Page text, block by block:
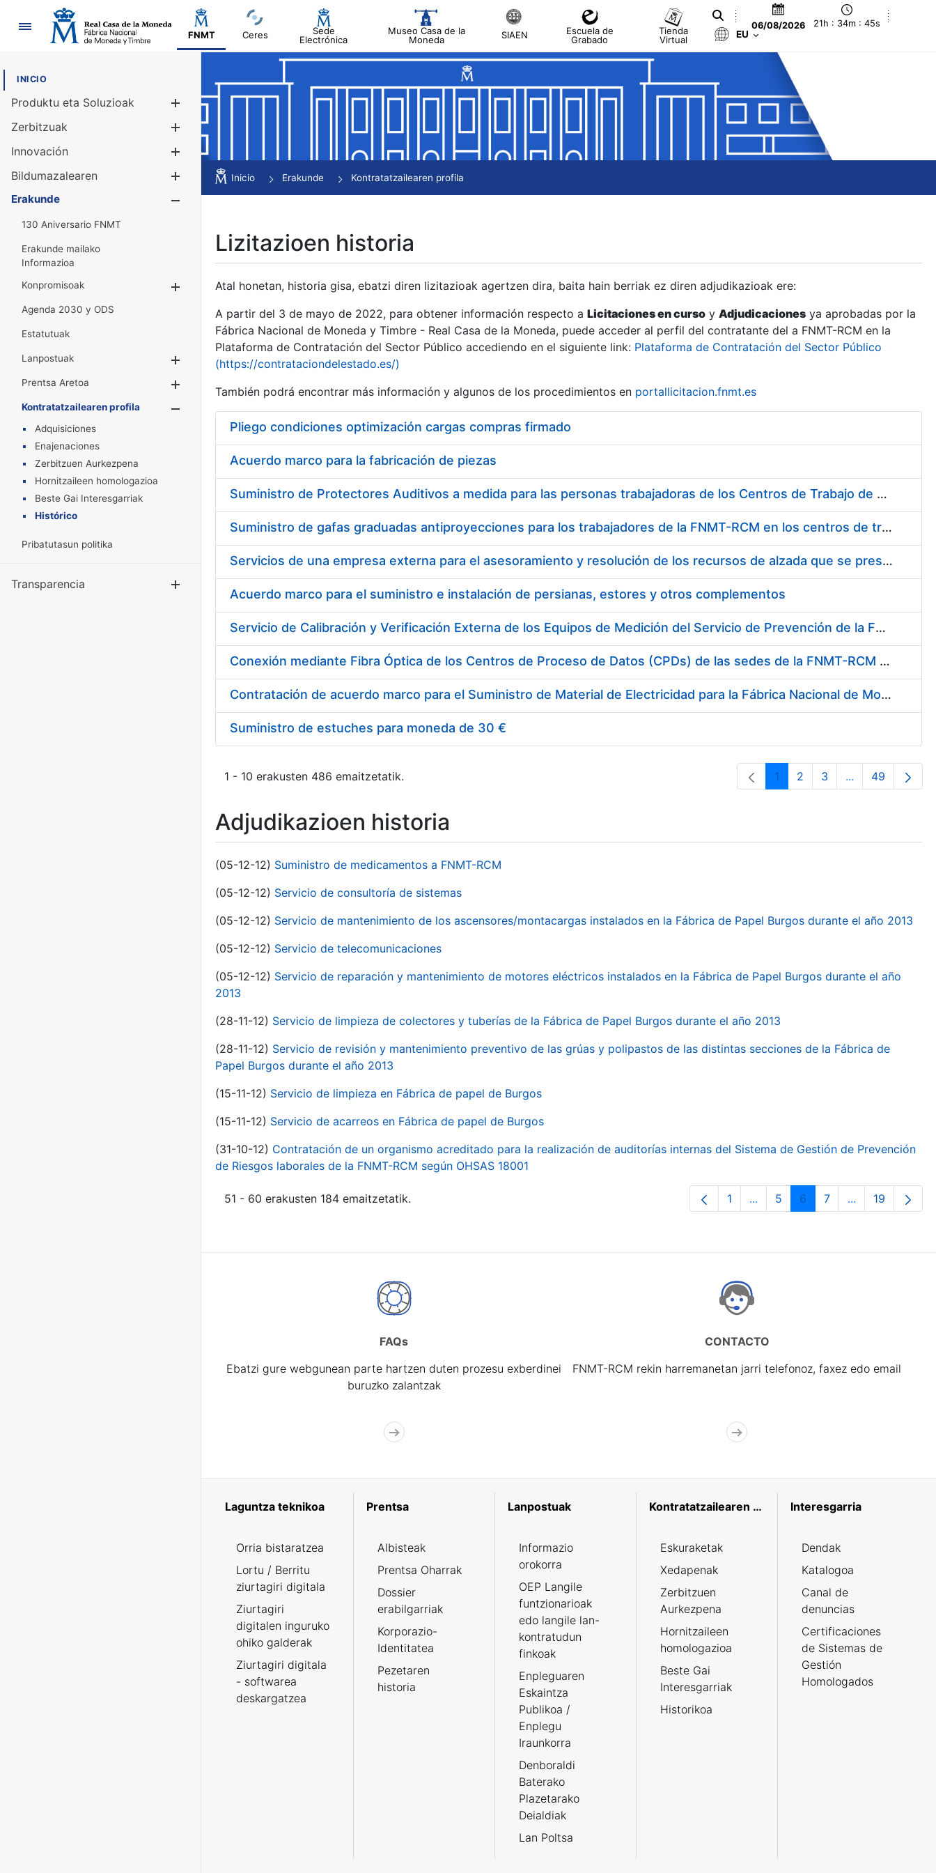
Nabigazioa
FNMT Ceres
Sede
Electrónica
Museo Casa de la
Moneda
SIAEN
Escuela de
Grabado
Tienda
Virtual
06/08/2026 21h : 34m : 45s
EU
INICIO
Produktu eta Soluzioak
Erakutsi/Ezkutatu
Zerbitzuak
Innovación
Bildumazalearen
Erakutsi/Ezkutatu
Erakunde
130 Aniversario FNMT
Erakunde mailako
Informazioa
Konpromisoak
Erakutsi/Ezkutatu
Agenda 2030 y ODS
Estatutuak
Lanpostuak
Erakutsi/Ezkutatu
Prentsa Aretoa
Erakutsi/Ezkutatu
Kontratatzailearen profila
Erakutsi/Ezkutatu
Adquisiciones
Enajenaciones
Zerbitzuen Aurkezpena
Hornitzaileen homologazioa
Beste Gai Interesgarriak
Histórico
Pribatutasun politika
Transparencia Erakutsi/Ezkutatu
Inicio Erakunde Kontratatzailearen profila
Lizitazioen historia
Atal honetan, historia gisa, ebatzi diren lizitazioak agertzen dira, baita hain berriak ez diren adjudikazioak ere:
A partir del 3 de mayo de 2022, para obtener información respecto a Licitaciones en curso y Adjudicaciones ya aprobadas por la
Fábrica Nacional de Moneda y Timbre - Real Casa de la Moneda, puede acceder al perfil del contratante del a FNMT-RCM en la
Plataforma de Contratación del Sector Público accediendo en el siguiente link: Plataforma de Contratación del Sector Público
(https://contrataciondelestado.es/)
También podrá encontrar más información y algunos de los procedimientos en portallicitacion.fnmt.es
Pliego condiciones optimización cargas compras firmado
Acuerdo marco para la fabricación de piezas
Suministro de Protectores Auditivos a medida para las personas trabajadoras de los Centros de Trabajo de Madrid y Burgos
Suministro de gafas graduadas antiproyecciones para los trabajadores de la FNMT-RCM en los centros de trabajo de Madrid y Burgos
Servicios de una empresa externa para el asesoramiento y resolución de los recursos de alzada que se presentan relacionados con procesos de selección para la FNMT-RCM
Acuerdo marco para el suministro e instalación de persianas, estores y otros complementos
Servicio de Calibración y Verificación Externa de los Equipos de Medición del Servicio de Prevención de la FNMT-RCM
Conexión mediante Fibra Óptica de los Centros de Proceso de Datos (CPDs) de las sedes de la FNMT-RCM de Burgos y Madrid
Contratación de acuerdo marco para el Suministro de Material de Electricidad para la Fábrica Nacional de Moneda y Timbre-Real Casa de la Moneda en su centro de trabajo de Burgos
Suministro de estuches para moneda de 30 €
1 - 10 erakusten 486 emaitzetatik. Orrialdea
1 Orrialdea
2 Orrialdea
3 ...Intermediate
Orrialdea
49
Adjudikazioen historia
(05-12-12) Suministro de medicamentos a FNMT-RCM
(05-12-12) Servicio de consultoría de sistemas
(05-12-12) Servicio de mantenimiento de los ascensores/montacargas instalados en la Fábrica de Papel Burgos durante el año 2013
(05-12-12) Servicio de telecomunicaciones
(05-12-12) Servicio de reparación y mantenimiento de motores eléctricos instalados en la Fábrica de Papel Burgos durante el año
2013
(28-11-12) Servicio de limpieza de colectores y tuberías de la Fábrica de Papel Burgos durante el año 2013
(28-11-12) Servicio de revisión y mantenimiento preventivo de las grúas y polipastos de las distintas secciones de la Fábrica de
Papel Burgos durante el año 2013
(15-11-12) Servicio de limpieza en Fábrica de papel de Burgos
(15-11-12) Servicio de acarreos en Fábrica de papel de Burgos
(31-10-12) Contratación de un organismo acreditado para la realización de auditorías internas del Sistema de Gestión de Prevención
de Riesgos laborales de la FNMT-RCM según OHSAS 18001
51 - 60 erakusten 184 emaitzetatik. Orrialdea
1 ...Intermediate Pages Use TAB to
Orrialdea
5 Orrialdea
6 Orrialdea
7 ...Intermediate
Orrialdea
19
FAQs
Ebatzi gure webgunean parte hartzen duten prozesu exberdinei
buruzko zalantzak
CONTACTO
FNMT-RCM rekin harremanetan jarri telefonoz, faxez edo email
Laguntza teknikoa
Orria bistaratzea
Lortu / Berritu
ziurtagiri digitala
Ziurtagiri
digitalen inguruko
ohiko galderak
Ziurtagiri digitala
- softwarea
deskargatzea
Prentsa
Albisteak
Prentsa Oharrak
Dossier
erabilgarriak
Korporazio-
Identitatea
Pezetaren
historia
Lanpostuak
Informazio
orokorra
OEP Langile
funtzionarioak
edo langile lan-
kontratudun
finkoak
Enpleguaren
Eskaintza
Publikoa /
Enplegu
Iraunkorra
Denboraldi
Baterako
Plazetarako
Deialdiak
Lan Poltsa
Kontratatzailearen profila
Eskuraketak
Xedapenak
Zerbitzuen
Aurkezpena
Hornitzaileen
homologazioa
Beste Gai
Interesgarriak
Historikoa
Interesgarria
Dendak
Katalogoa
Canal de
denuncias
Certificaciones
de Sistemas de
Gestión
Homologados